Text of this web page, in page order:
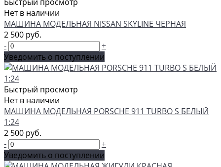
Нет в наличии
МАШИНА МОДЕЛЬНАЯ NISSAN SKYLINE ЧЕРНАЯ
2 500 руб.
-
+
Уведомить о поступлении
Быстрый просмотр
Нет в наличии
МАШИНА МОДЕЛЬНАЯ PORSCHE 911 TURBO S БЕЛЫЙ
1:24
2 500 руб.
-
+
Уведомить о поступлении